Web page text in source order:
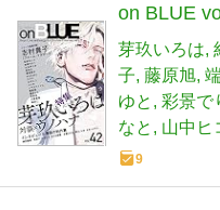
on BLUE
芽玖いろは
子 藤原旭
ゆと
彩景で
なと
山中ヒ
9